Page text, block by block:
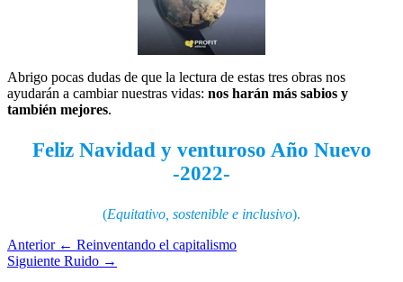
Abrigo pocas dudas de que la lectura de estas tres obras nos
ayudarán a cambiar nuestras vidas: nos harán más sabios y
también mejores.
Feliz Navidad y venturoso Año Nuevo
-2022-
(Equitativo, sostenible e inclusivo).
Anterior ← Reinventando el capitalismo
Siguiente Ruido →